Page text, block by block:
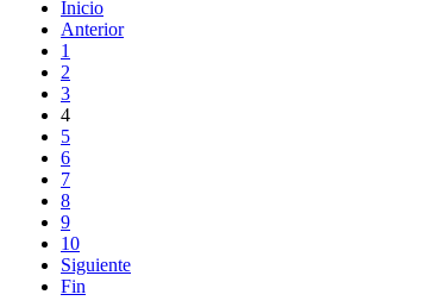
Inicio
Anterior
1
2
3
4
5
6
7
8
9
10
Siguiente
Fin